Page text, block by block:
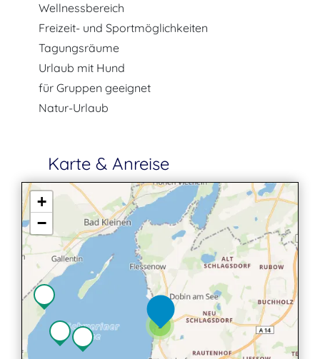
Wellnessbereich
Freizeit- und Sportmöglichkeiten
Tagungsräume
Urlaub mit Hund
für Gruppen geeignet
Natur-Urlaub
Karte & Anreise
3
+
−